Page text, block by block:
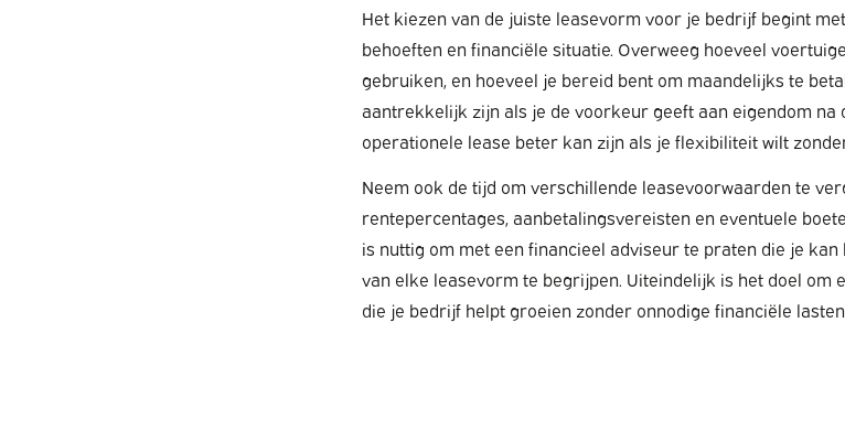
Het kiezen van de juiste leasevorm voor je bedrijf begint
behoeften en financiële situatie. Overweeg hoeveel
gebruiken, en hoeveel je bereid bent om maandelijks te
aantrekkelijk zijn als je de voorkeur geeft aan eigendom na
operationele lease beter kan zijn als je flexibiliteit wilt
Neem ook de tijd om verschillende leasevoorwaarden te
rentepercentages, aanbetalingsvereisten en eventuele
is nuttig om met een financieel adviseur te praten die je
van elke leasevorm te begrijpen. Uiteindelijk is het doel om
die je bedrijf helpt groeien zonder onnodige financiële